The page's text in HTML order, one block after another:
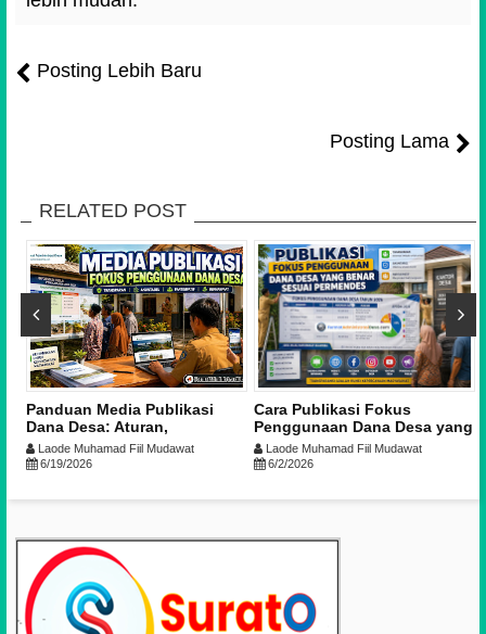
Posting Lebih Baru
Posting Lama
RELATED POST
Panduan Media Publikasi
Dana Desa: Aturan,
Kelebihan-Kekurangan, dan
Praktik Terbaik
Laode Muhamad Fiil Mudawat
6/19/2026
Cara Publikasi Fokus
Penggunaan Dana Desa yang
Benar Sesuai Permendes PDT
No. 16 Tahun 2025
Laode Muhamad Fiil Mudawat
6/2/2026